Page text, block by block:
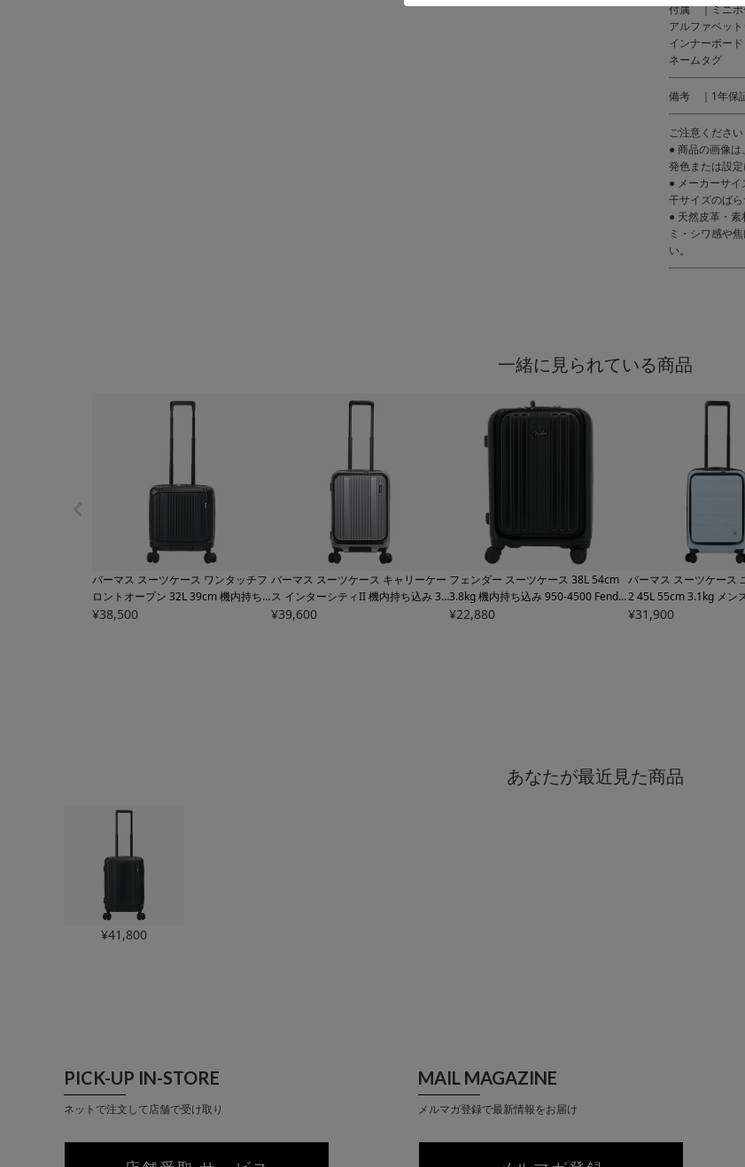
付属 ｜ミニポ
アルファベッ
インナーボード
ネームタグ
備考 ｜1年保
ご注意ください
● 商品の画像
発色または設
● メーカーサ
干サイズのば
● 天然皮革・
ミ・シワ感や
い。
一緒に見られている商品
バーマス スーツケース ワンタッチフ
ロントオープン 32L 39cm 機内持ち
込み インターシティ2 プロ 60565 メ
¥38,500
バーマス スーツケース キャリーケー
ス インターシティII 機内持ち込み 36
L 55cm 3.5kg 60561
¥39,600
フェンダー スーツケース 38L 54cm
3.8kg 機内持ち込み950-4500 Fende
r | ハード ファスナー キャリーケー
¥22,880
バーマス スーツケース
2 45L 55cm 3.1kg メン
MAS INTER EURO
¥31,900
あなたが最近見た商品
¥41,800
PICK-UP IN-STORE
ネットで注文して店舗で受け取り
MAIL MAGAZINE
メルマガ登録で最新情報をお届け